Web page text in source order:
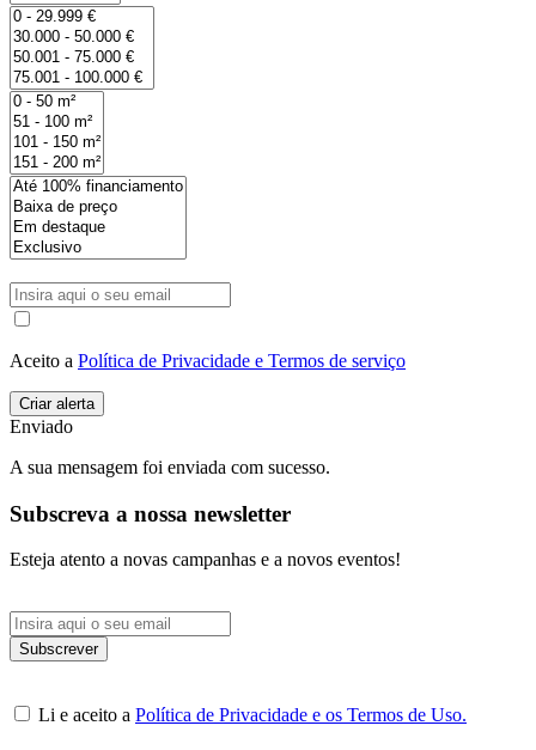
Aceito a Política de Privacidade e Termos de serviço
Enviado
A sua mensagem foi enviada com sucesso.
Subscreva a nossa newsletter
Esteja atento a novas campanhas e a novos eventos!
Li e aceito a Política de Privacidade e os Termos de Uso.